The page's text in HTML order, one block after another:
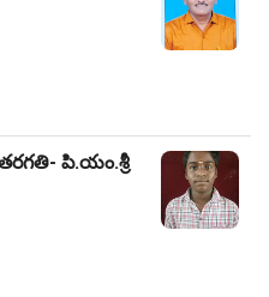
పి.యం.శ్రీ